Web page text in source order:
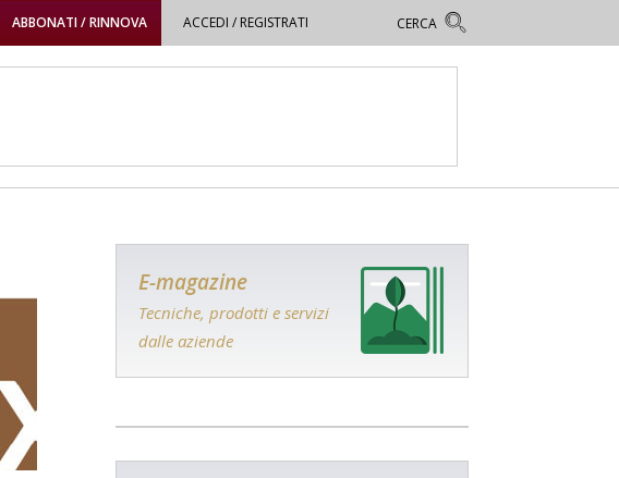
ABBONATI / RINNOVA ACCEDI / REGISTRATI
E-magazine
Tecniche, prodotti e servizi
dalle aziende